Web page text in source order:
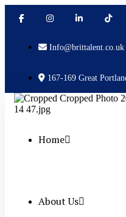
Info@brittalent.co.uk
167-169 Great
Home
About Us